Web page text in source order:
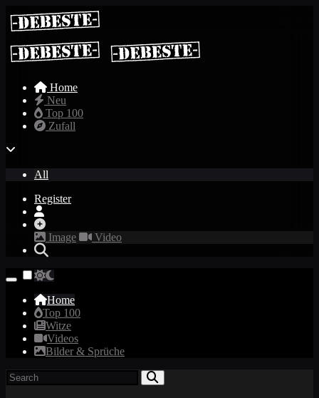
Home
Neu
Top 100
Zufall
All
Register
Image Video
Home
Top 100
Witze
Videos
Bilder & Sprüche